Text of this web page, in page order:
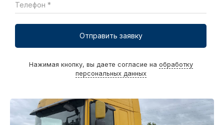
Телефон *
Отправить заявку
Нажимая кнопку, вы даете согласие на обработку
персональных данных